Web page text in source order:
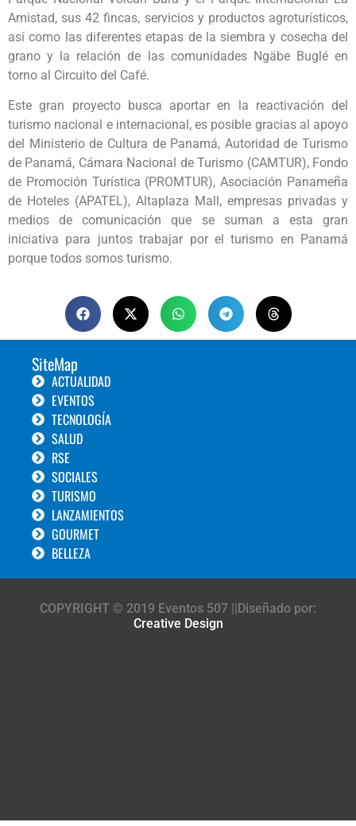
Amistad, sus 42 fincas, servicios y productos agroturísticos,
así como las diferentes etapas de la siembra y cosecha del
grano y la relación de las comunidades Ngäbe Buglé en
torno al Circuito del Café.
Este gran proyecto busca aportar en la reactivación del
turismo nacional e internacional, es posible gracias al apoyo
del Ministerio de Cultura de Panamá, Autoridad de Turismo
de Panamá, Cámara Nacional de Turismo (CAMTUR), Fondo
de Promoción Turística (PROMTUR), Asociación Panameña
de Hoteles (APATEL), Altaplaza Mall, empresas privadas y
medios de comunicación que se suman a esta gran
iniciativa para juntos trabajar por el turismo en Panamá
porque todos somos turismo.
SiteMap
ACTUALIDAD
EVENTOS
TECNOLOGÍA
SALUD
RSE
SOCIALES
TURISMO
LANZAMIENTOS
GOURMET
BELLEZA
COPYRIGHT © 2019 Eventos 507 ||Diseñado por:
Creative Design